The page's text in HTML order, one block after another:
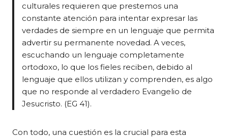
culturales requieren que prestemos una
constante atención para intentar expresar las
verdades de siempre en un lenguaje que permita
advertir su permanente novedad. A veces,
escuchando un lenguaje completamente
ortodoxo, lo que los fieles reciben, debido al
lenguaje que ellos utilizan y comprenden, es algo
que no responde al verdadero Evangelio de
Jesucristo. (EG 41).
Con todo, una cuestión es la crucial para esta